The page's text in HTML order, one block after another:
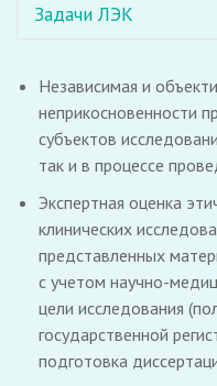
Задачи ЛЭК
Независимая и
неприкосновенности
субъектов
так и в процессе
Экспертная оценка
клинических
представленных
с учетом научно-
цели исследования
государственной
подготовка